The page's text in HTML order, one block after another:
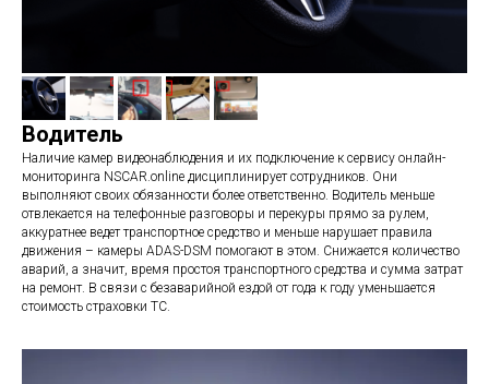
Водитель
Наличие камер видеонаблюдения и их подключение к сервису онлайн-
мониторинга NSCAR.online дисциплинирует сотрудников. Они
выполняют своих обязанности более ответственно. Водитель меньше
отвлекается на телефонные разговоры и перекуры прямо за рулем,
аккуратнее ведет транспортное средство и меньше нарушает правила
движения – камеры ADAS-DSM помогают в этом. Снижается количество
аварий, а значит, время простоя транспортного средства и сумма затрат
на ремонт. В связи с безаварийной ездой от года к году уменьшается
стоимость страховки ТС.